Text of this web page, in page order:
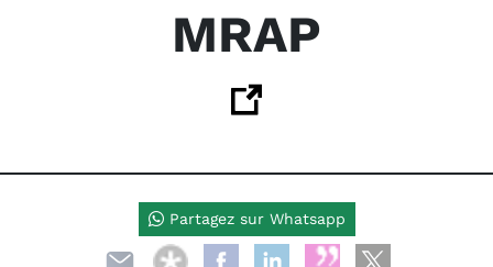
MRAP
Partagez sur Whatsapp